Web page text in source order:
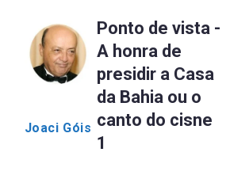
Joaci Góis
Ponto de vista -
A honra de
presidir a Casa
da Bahia ou o
canto do cisne
1